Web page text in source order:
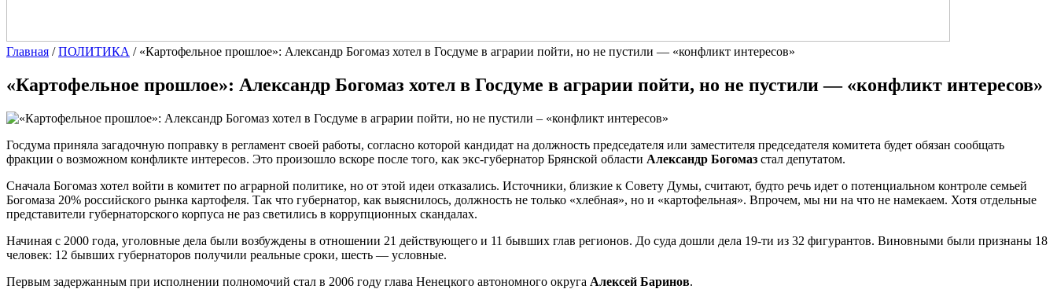
Главная /ПОЛИТИКА / «Картофельное прошлое»: Александр Богомаз хотел в Госдуме в аграрии пойти, но не пустили — «конфликт интересов»
«Картофельное прошлое»: Александр Богомаз хотел в Госдуме в аграрии пойти, но не пустили — «конфликт интересов»
Госдума приняла загадочную поправку в регламент своей работы, согласно которой кандидат на должность председателя или заместителя председателя комитета будет обязан сообщать
фракции о возможном конфликте интересов. Это произошло вскоре после того, как экс-губернатор Брянской области Александр Богомаз стал депутатом.
Сначала Богомаз хотел войти в комитет по аграрной политике, но от этой идеи отказались. Источники, близкие к Совету Думы, считают, будто речь идет о потенциальном контроле семьей
Богомаза 20% российского рынка картофеля. Так что губернатор, как выяснилось, должность не только «хлебная», но и «картофельная». Впрочем, мы ни на что не намекаем. Хотя отдельные
представители губернаторского корпуса не раз светились в коррупционных скандалах.
Начиная с 2000 года, уголовные дела были возбуждены в отношении 21 действующего и 11 бывших глав регионов. До суда дошли дела 19-ти из 32 фигурантов. Виновными были признаны 18
человек: 12 бывших губернаторов получили реальные сроки, шесть — условные.
Первым задержанным при исполнении полномочий стал в 2006 году глава Ненецкого автономного округа Алексей Баринов.